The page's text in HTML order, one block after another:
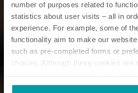
number of purposes related to
statistics about user visits – all in
experience. For example, some of
functionality aim to make our
such as pre-completed forms or
choices. Although these cookies are
them.